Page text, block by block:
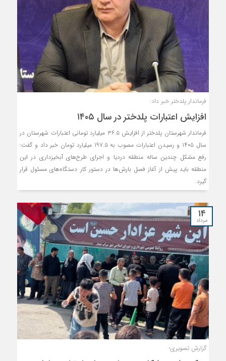
فرماندار پلدختر خبر داد:
افزایش اعتبارات پلدختر در سال ۱۴۰۵
فرماندار شهرستان پلدختر از افزایش ۳۶.۵ میلیارد تومانی اعتبارات شهرستان در
سال ۱۴۰۵ و رسیدن اعتبارات مصوب به ۱۹۷.۵ میلیارد تومان خبر داد و گفت:
رفع مشکل چندین ساله منطقه دردیا و اجرای طرح‌های آبخیزداری در این
منطقه باید پیش از آغاز فصل بارش‌ها در دستور کار دستگاه‌های مسئول قرار
گیرد.
۱۴
مرداد
گزارش تصویری؛